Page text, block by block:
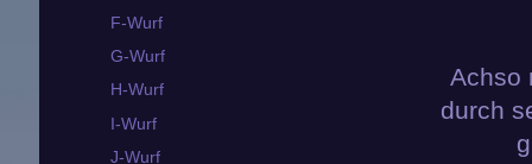
Achso
durch
F-Wurf
G-Wurf
H-Wurf
I-Wurf
J-Wurf